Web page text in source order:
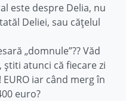
este despre Delia, nu
Deliei, sau cățelul
„domnule”?? Văd
atunci că fiecare zi
iar când merg în
euro?